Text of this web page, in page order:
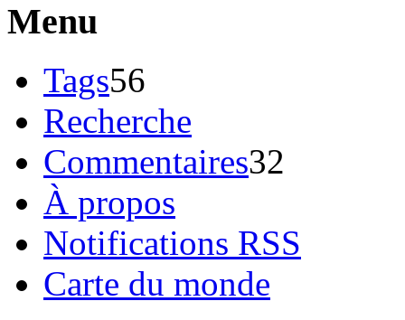
Menu
Tags56
Recherche
Commentaires32
À propos
Notifications RSS
Carte du monde